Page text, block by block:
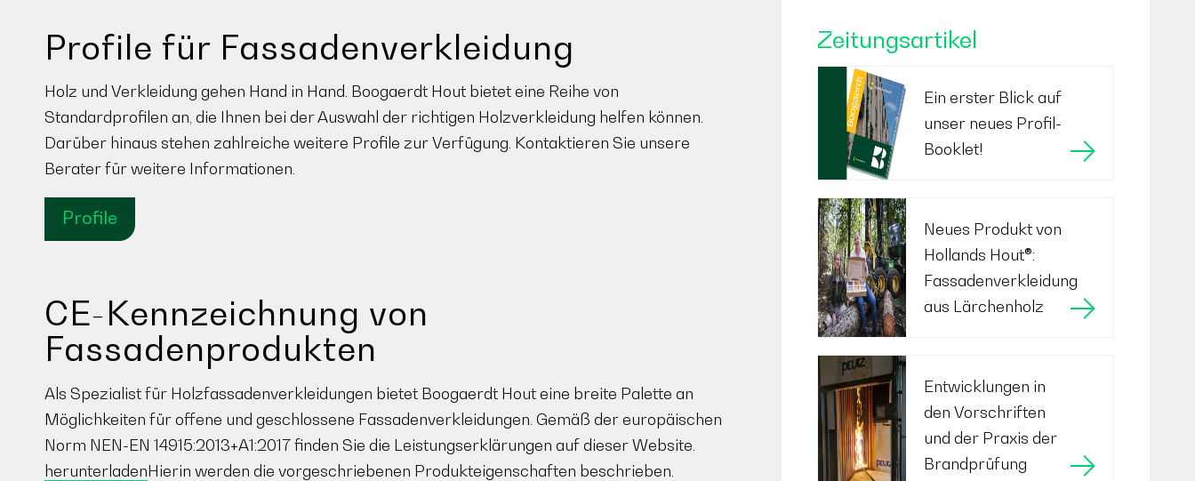
Profile für Fassadenverkleidung
Holz und Verkleidung gehen Hand in Hand. Boogaerdt Hout bietet eine Reihe von
Standardprofilen an, die Ihnen bei der Auswahl der richtigen Holzverkleidung helfen können.
Darüber hinaus stehen zahlreiche weitere Profile zur Verfügung. Kontaktieren Sie unsere
Berater für weitere Informationen.
Profile
CE-Kennzeichnung von
Fassadenprodukten
Als Spezialist für Holzfassadenverkleidungen bietet Boogaerdt Hout eine breite Palette an
Möglichkeiten für offene und geschlossene Fassadenverkleidungen. Gemäß der europäischen
Norm NEN-EN 14915:2013+A1:2017 finden Sie die Leistungserklärungen auf dieser Website.
herunterladenHierin werden die vorgeschriebenen Produkteigenschaften beschrieben.
Zeitungsartikel
Ein erster Blick auf
unser neues Profil-
Booklet!
Neues Produkt von
Hollands Hout®:
Fassadenverkleidung
aus Lärchenholz
Entwicklungen in
den Vorschriften
und der Praxis der
Brandprüfung